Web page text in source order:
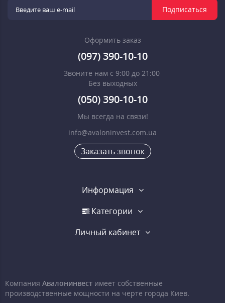
Подписаться
Оформить заказ
(097) 390-10-10
Звоните нам с 9:00 до 21:00
Без выходных
(050) 390-10-10
Мы всегда на связи!
info@avaloninvest.com.ua
Заказать звонок
Информация
Категории
Личный кабинет
Компания Авалонинвест имеет собственные
производственные мощности на черте города Киев.